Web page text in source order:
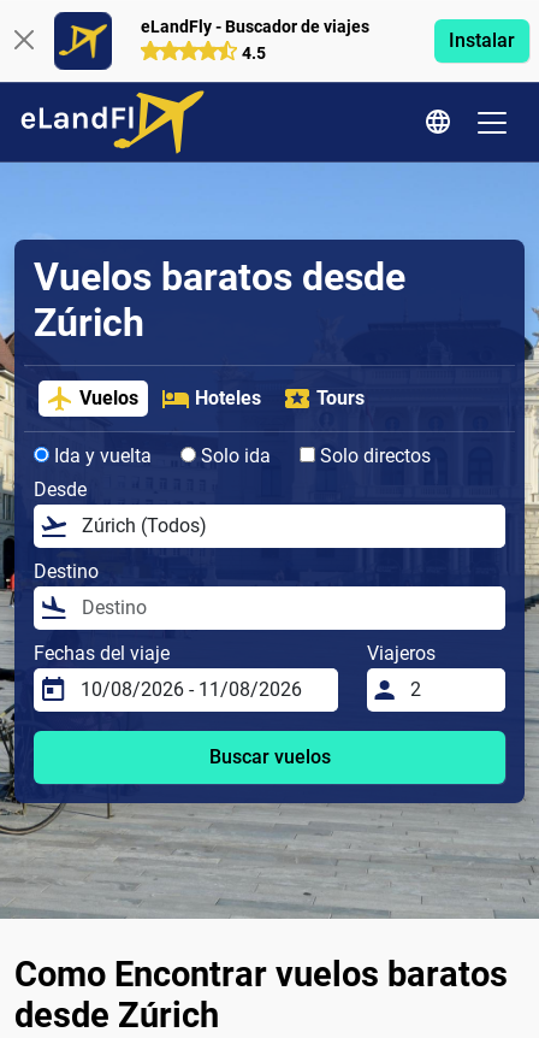
eLandFly - Buscador de viajes
4.5
Instalar
Vuelos baratos desde
Zúrich
Vuelos Hoteles Tours
Ida y vuelta Solo ida
Solo directos
Desde
Destino
Fechas del viaje Viajeros
Buscar vuelos
Como Encontrar vuelos baratos
desde Zúrich